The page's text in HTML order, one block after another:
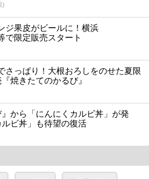
)
ジ果皮がビールに！横浜
で限定販売スタート
さっぱり！大根おろしをのせた夏限
焼きたてのかるび』
』から「にんにくカルビ丼」が発
ビ丼」も待望の復活